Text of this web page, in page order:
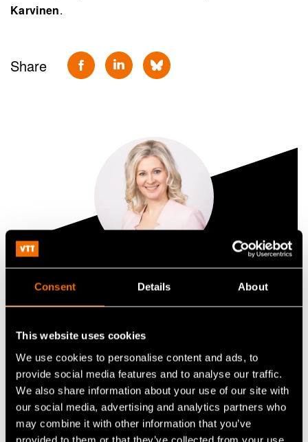
Consent Details About
This website uses cookies
We use cookies to personalise content and ads, to
provide social media features and to analyse our traffic.
We also share information about your use of our site with
our social media, advertising and analytics partners who
may combine it with other information that you’ve
provided to them or that they’ve collected from your use
Karvinen.
Share
Inga Ehder-Gahm
Senior Scientist
+358405427043
inga.ehder-gahm@vtt.fi
Ota yhteyttä